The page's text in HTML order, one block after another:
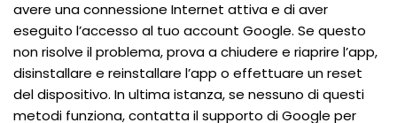
avere una connessione Internet attiva e di aver
eseguito l’accesso al tuo account Google. Se questo
non risolve il problema, prova a chiudere e riaprire l’app,
disinstallare e reinstallare l’app o effettuare un reset
del dispositivo. In ultima istanza, se nessuno di questi
metodi funziona, contatta il supporto di Google per